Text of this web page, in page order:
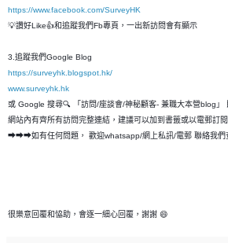
https://www.facebook.com/SurveyHK
💡讚好Like👍和追蹤我們Fb專頁，一出新訪問會有顯示
3.追蹤我們Google Blog
https://surveyhk.blogspot.hk/
www.surveyhk.hk
或 Google 搜尋🔍 「訪問/座談會/神秘顧客- 兼職大本營blog」
網站內有齊所有訪問完整連結，建議可以加到書籤或以電郵訂閱
➡➡➡如有任何問題， 歡迎whatsapp/網上私訊/電郵 聯絡我們
很樂意回覆和恊助，會逐一細心回覆，謝謝 😄